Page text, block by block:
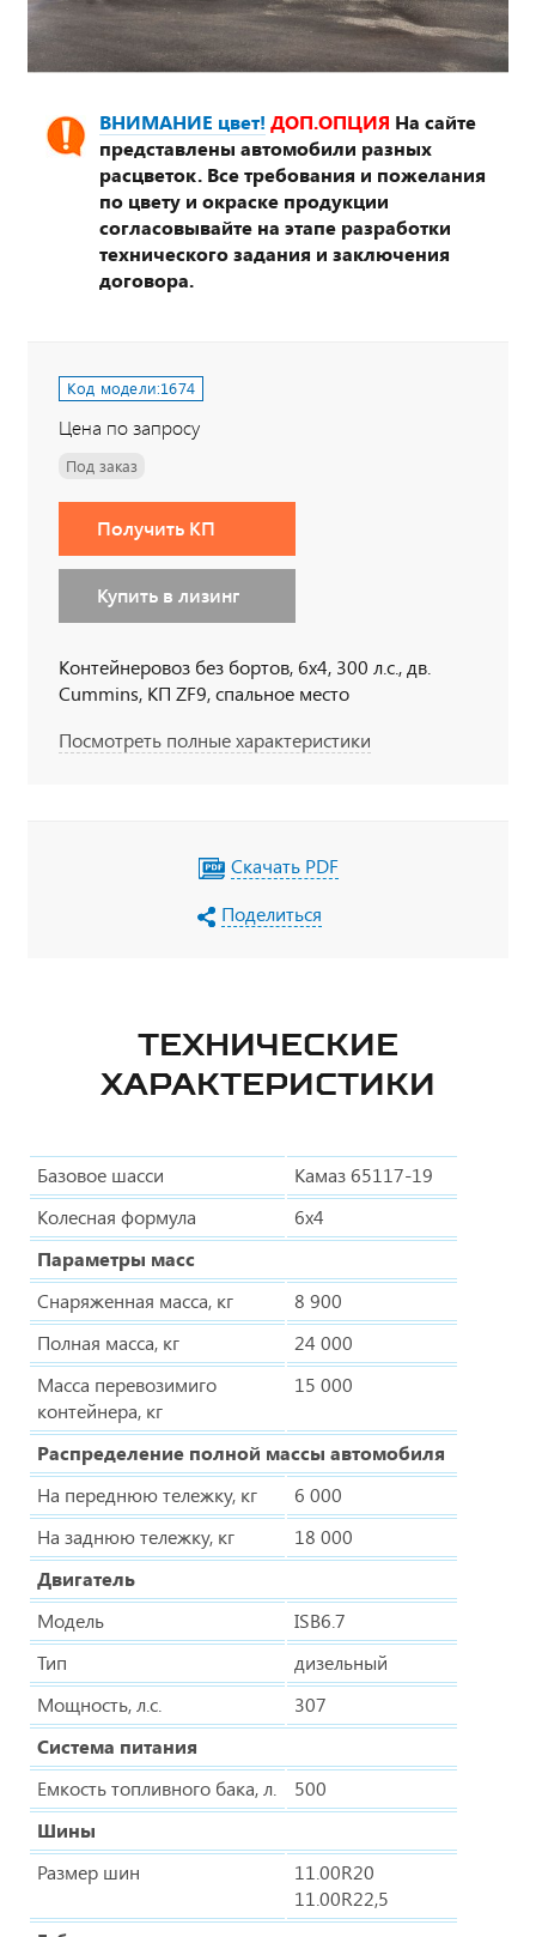
ВНИМАНИЕ цвет! ДОП.ОПЦИЯ На сайте
представлены автомобили разных
расцветок. Все требования и пожелания
по цвету и окраске продукции
согласовывайте на этапе разработки
технического задания и заключения
договора.
Код модели:1674
Цена по запросу
Под заказ
Получить КП
Купить в лизинг
Контейнеровоз без бортов, 6х4, 300 л.с., дв.
Cummins, КП ZF9, спальное место
Посмотреть полные характеристики
Скачать PDF
Поделиться
ТЕХНИЧЕСКИЕ
ХАРАКТЕРИСТИКИ
Базовое шасси
Камаз 65117-19
Колесная формула
6х4
Параметры масс
Снаряженная масса, кг
8 900
Полная масса, кг
24 000
Масса перевозимиго
контейнера, кг
15 000
Распределение полной массы автомобиля
На переднюю тележку, кг
6 000
На заднюю тележку, кг
18 000
Двигатель
Модель
ISB6.7
Тип
дизельный
Мощность, л.с.
307
Система питания
Емкость топливного бака, л.
500
Шины
Размер шин
11.00R20
11.00R22,5